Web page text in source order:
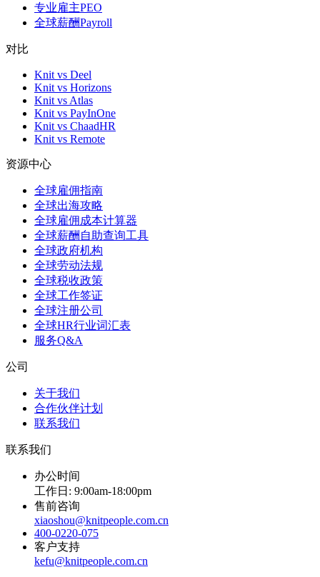
专业雇主PEO
全球薪酬Payroll
对比
Knit vs Deel
Knit vs Horizons
Knit vs Atlas
Knit vs PayInOne
Knit vs ChaadHR
Knit vs Remote
资源中心
全球雇佣指南
全球出海攻略
全球雇佣成本计算器
全球薪酬自助查询工具
全球政府机构
全球劳动法规
全球税收政策
全球工作签证
全球注册公司
全球HR行业词汇表
服务Q&A
公司
关于我们
合作伙伴计划
联系我们
联系我们
办公时间
工作日: 9:00am-18:00pm
售前咨询
xiaoshou@knitpeople.com.cn
400-0220-075
客户支持
kefu@knitpeople.com.cn